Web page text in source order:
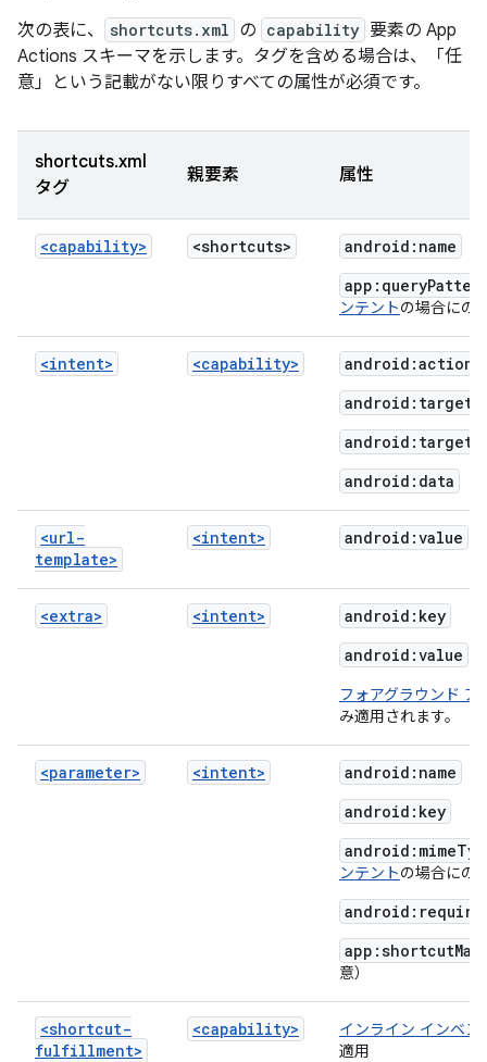
次の表に、 shortcuts.xml の capability 要素の App
Actions スキーマを示します。タグを含める場合は、「任
意」という記載がない限りすべての属性が必須です。
shortcuts.xml
タグ
親要素 属性
<capability> <shortcuts>
android:name
ンテントの場合にの
<intent> <capability> android:action
android:data
<url-
template>
<intent> android:value
<extra> <intent>
android:key
android:value
フォアグラウンド ア
み適用されます。
<parameter> <intent>
android:name
android:key
ンテントの場合にの
意）
<shortcut-
fulfillment>
<capability>
インライン インベン
適用